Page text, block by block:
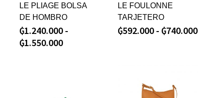
LE PLIAGE BOLSA
DE HOMBRO
₲1.240.000 -
₲1.550.000
LE FOULONNE
TARJETERO
₲592.000 - ₲740.000